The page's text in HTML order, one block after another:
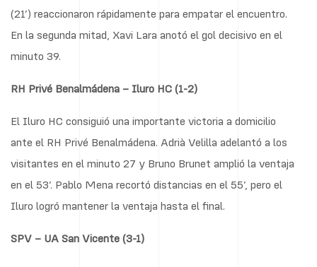
(21’) reaccionaron rápidamente para empatar el encuentro.
En la segunda mitad, Xavi Lara anotó el gol decisivo en el
minuto 39.
RH Privé Benalmádena – Iluro HC (1-2)
El Iluro HC consiguió una importante victoria a domicilio
ante el RH Privé Benalmádena. Adrià Velilla adelantó a los
visitantes en el minuto 27 y Bruno Brunet amplió la ventaja
en el 53’. Pablo Mena recortó distancias en el 55’, pero el
Iluro logró mantener la ventaja hasta el final.
SPV – UA San Vicente (3-1)